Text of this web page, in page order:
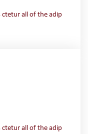
ctetur all of the adip
ctetur all of the adip